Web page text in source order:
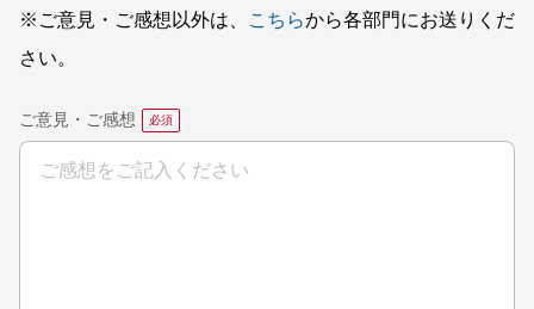
※ご意見・ご感想以外は、
こちらから各部門にお送りくだ
さい。
ご意見・ご感想